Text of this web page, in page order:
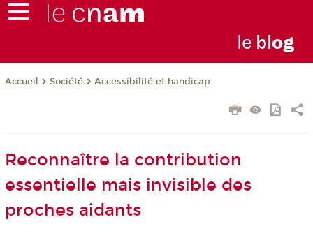
le blog
Accueil Société Accessibilité et handicap
Reconnaître la contribution
essentielle mais invisible des
proches aidants